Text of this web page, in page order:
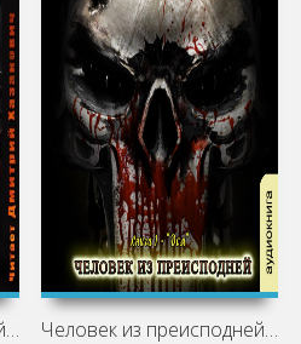
Человек из преисподней. Джунгли Человек из преисподней. Дом